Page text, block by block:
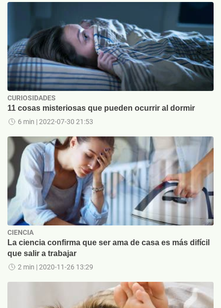
CURIOSIDADES
11 cosas misteriosas que pueden ocurrir al dormir
6 min | 2022-07-30 21:53
CIENCIA
La ciencia confirma que ser ama de casa es más difícil
que salir a trabajar
2 min | 2020-11-26 13:29